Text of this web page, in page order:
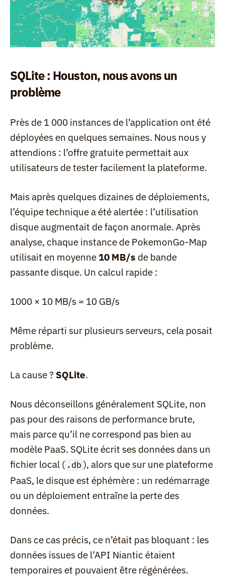
SQLite : Houston, nous avons un
problème
Près de 1 000 instances de l’application ont été
déployées en quelques semaines. Nous nous y
attendions : l’offre gratuite permettait aux
utilisateurs de tester facilement la plateforme.
Mais après quelques dizaines de déploiements,
l’équipe technique a été alertée : l’utilisation
disque augmentait de façon anormale. Après
analyse, chaque instance de PokemonGo-Map
utilisait en moyenne 10 MB/s de bande
passante disque. Un calcul rapide :
1000 × 10 MB/s = 10 GB/s
Même réparti sur plusieurs serveurs, cela posait
problème.
La cause ? SQLite.
Nous déconseillons généralement SQLite, non
pas pour des raisons de performance brute,
mais parce qu’il ne correspond pas bien au
modèle PaaS. SQLite écrit ses données dans un
fichier local ( .db ), alors que sur une plateforme
PaaS, le disque est éphémère : un redémarrage
ou un déploiement entraîne la perte des
données.
Dans ce cas précis, ce n’était pas bloquant : les
données issues de l’API Niantic étaient
temporaires et pouvaient être régénérées.